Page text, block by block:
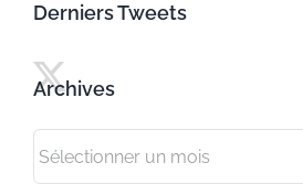
Derniers Tweets
Archives